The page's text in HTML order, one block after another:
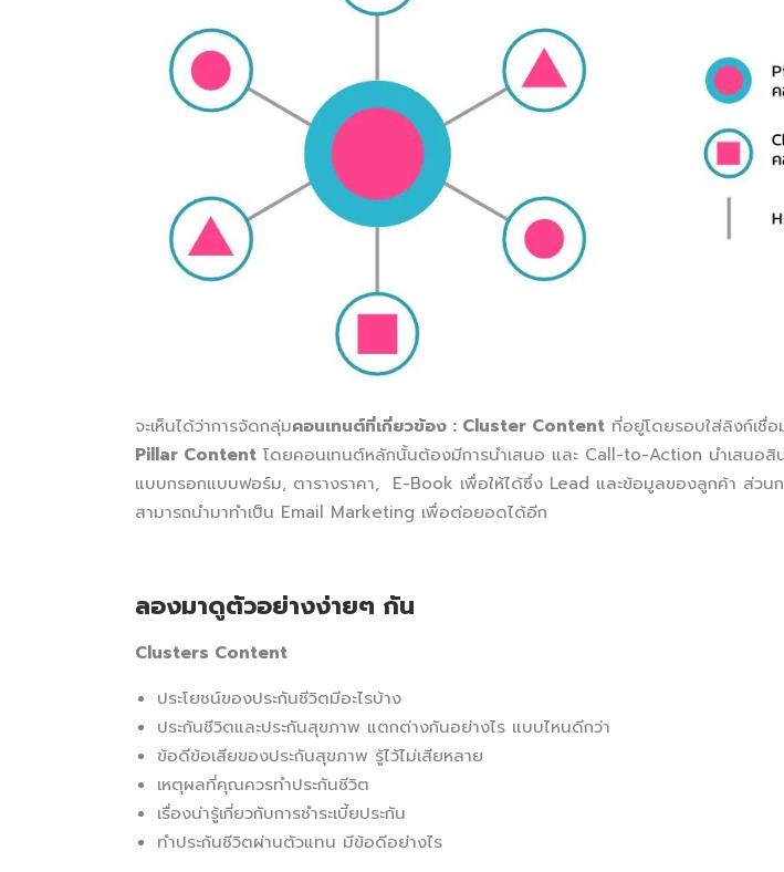
จะเห็นได้ว่าการจัดกลุ่มคอนเทนต์ที่เกี่ยวข้อง : Cluster Content ที่อยู่โดยรอบใส่ลิงก์เชื่
Pillar Content โดยคอนเทนต์หลักนั้นต้องมีการนำเสนอ และ Call-to-Action นำเสนอสิน
แบบกรอกแบบฟอร์ม, ตารางราคา, E-Book เพื่อให้ได้ซึ่ง Lead และข้อมูลของลูกค้า ส่วนก
สามารถนำมาทำเป็น Email Marketing เพื่อต่อยอดได้อีก
ลองมาดูตัวอย่างง่ายๆ กัน
Clusters Content
ประโยชน์ของประกันชีวิตมีอะไรบ้าง
ประกันชีวิตและประกันสุขภาพ แตกต่างกันอย่างไร แบบไหนดีกว่า
ข้อดีข้อเสียของประกันสุขภาพ รู้ไว้ไม่เสียหลาย
เหตุผลที่คุณควรทำประกันชีวิต
เรื่องน่ารู้เกี่ยวกับการชำระเบี้ยประกัน
ทำประกันชีวิตผ่านตัวแทน มีข้อดีอย่างไร